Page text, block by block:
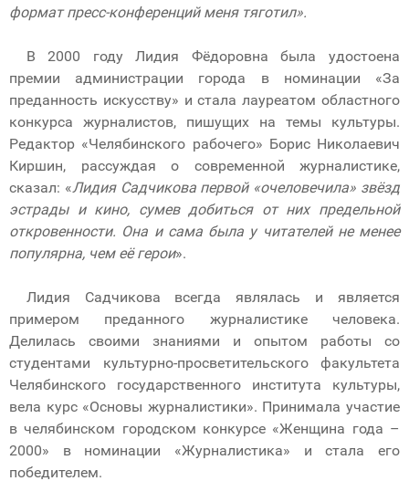
формат пресс-конференций меня тяготил».
В 2000 году Лидия Фёдоровна была удостоена
премии администрации города в номинации «За
преданность искусству» и стала лауреатом областного
конкурса журналистов, пишущих на темы культуры.
Редактор «Челябинского рабочего» Борис Николаевич
Киршин, рассуждая о современной журналистике,
сказал: «Лидия Садчикова первой «очеловечила» звёзд
эстрады и кино, сумев добиться от них предельной
откровенности. Она и сама была у читателей не менее
популярна, чем её герои».
Лидия Садчикова всегда являлась и является
примером преданного журналистике человека.
Делилась своими знаниями и опытом работы со
студентами культурно-просветительского факультета
Челябинского государственного института культуры,
вела курс «Основы журналистики». Принимала участие
в челябинском городском конкурсе «Женщина года –
2000» в номинации «Журналистика» и стала его
победителем.